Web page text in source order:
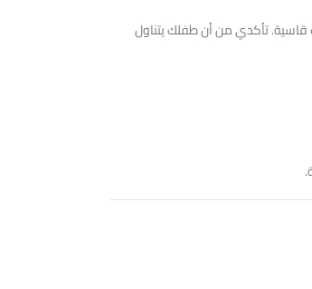
قاسية. تأكدي من أن طفلك يتناول